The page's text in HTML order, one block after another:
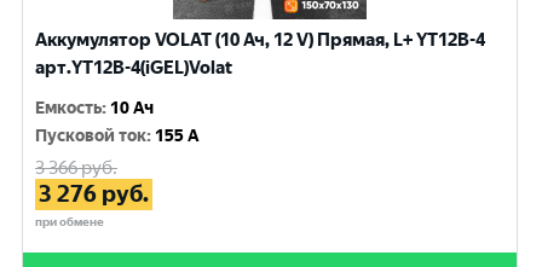
Аккумулятор VOLAT (10 Ач, 12 V) Прямая, L+ YT12B-4
арт.YT12B-4(iGEL)Volat
Емкость: 10 Ач
Пусковой ток: 155 A
3 366руб.
3 276 руб.
при обмене